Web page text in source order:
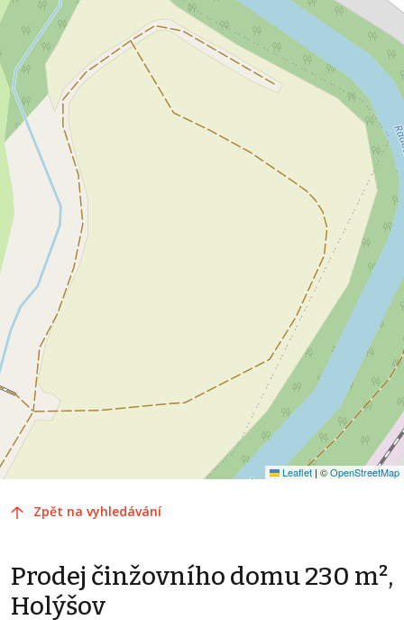
Leaflet | ©OpenStreetMap
Zpět na vyhledávání
Prodej činžovního domu 230 m²,
Holýšov